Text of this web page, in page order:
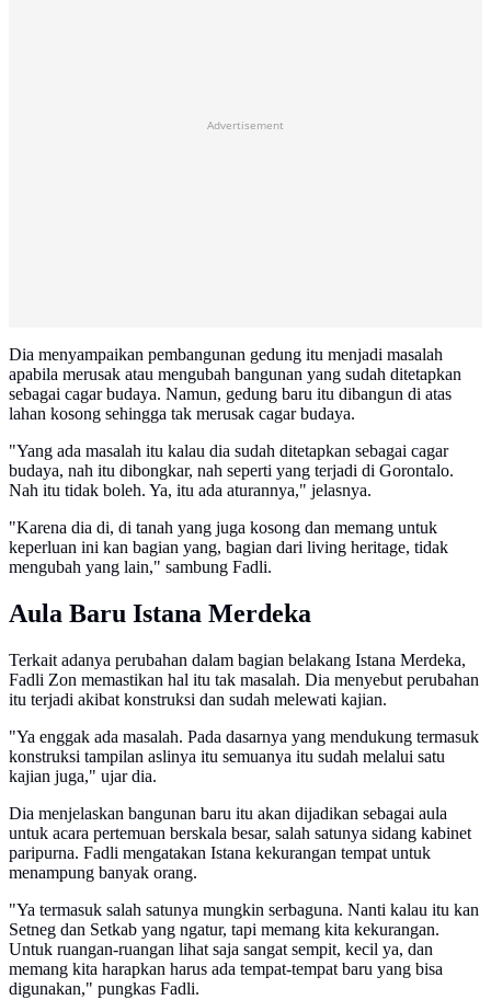
Advertisement
Dia menyampaikan pembangunan gedung itu menjadi masalah
apabila merusak atau mengubah bangunan yang sudah ditetapkan
sebagai cagar budaya. Namun, gedung baru itu dibangun di atas
lahan kosong sehingga tak merusak cagar budaya.
"Yang ada masalah itu kalau dia sudah ditetapkan sebagai cagar
budaya, nah itu dibongkar, nah seperti yang terjadi di Gorontalo.
Nah itu tidak boleh. Ya, itu ada aturannya," jelasnya.
"Karena dia di, di tanah yang juga kosong dan memang untuk
keperluan ini kan bagian yang, bagian dari living heritage, tidak
mengubah yang lain," sambung Fadli.
Aula Baru Istana Merdeka
Terkait adanya perubahan dalam bagian belakang Istana Merdeka,
Fadli Zon memastikan hal itu tak masalah. Dia menyebut perubahan
itu terjadi akibat konstruksi dan sudah melewati kajian.
"Ya enggak ada masalah. Pada dasarnya yang mendukung termasuk
konstruksi tampilan aslinya itu semuanya itu sudah melalui satu
kajian juga," ujar dia.
Dia menjelaskan bangunan baru itu akan dijadikan sebagai aula
untuk acara pertemuan berskala besar, salah satunya sidang kabinet
paripurna. Fadli mengatakan Istana kekurangan tempat untuk
menampung banyak orang.
"Ya termasuk salah satunya mungkin serbaguna. Nanti kalau itu kan
Setneg dan Setkab yang ngatur, tapi memang kita kekurangan.
Untuk ruangan-ruangan lihat saja sangat sempit, kecil ya, dan
memang kita harapkan harus ada tempat-tempat baru yang bisa
digunakan," pungkas Fadli.